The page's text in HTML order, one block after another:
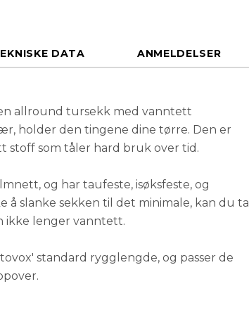
DATA ANMELDELSER
allround tursekk med vanntett
holder den tingene dine tørre. Den er
stoff som tåler hard bruk over tid.
og har taufeste, isøksfeste, og
å slanke sekken til det minimale, kan du ta
ikke lenger vanntett.
standard rygglengde, og passer de